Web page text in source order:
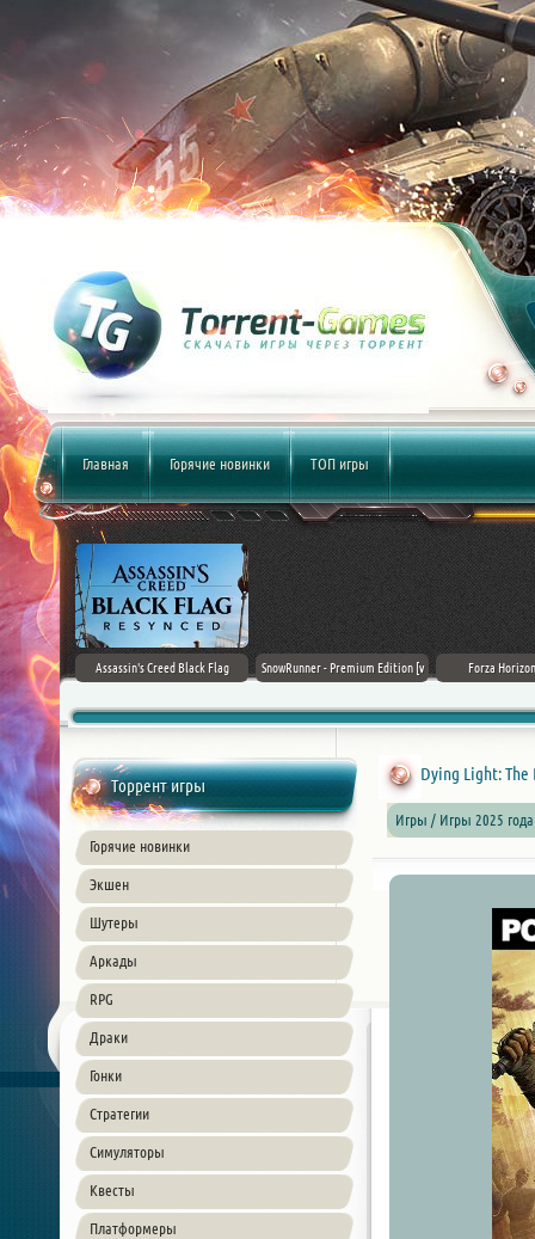
Главная Горячие новинки ТОП игры
Ages
Assassin's Creed Black Flag
SnowRunner - Premium Edition [v
Forza
Торрент игры
Горячие новинки
Экшен
Шутеры
Аркады
RPG
Драки
Гонки
Стратегии
Симуляторы
Квесты
Платформеры
Dying Light: The
Игры / Игры 2025